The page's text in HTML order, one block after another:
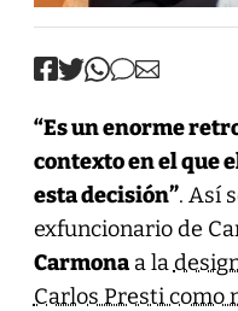
“Es un enorme
contexto en el que
esta decisión”. Así
exfuncionario de
Carmonaa la
Carlos Presti como